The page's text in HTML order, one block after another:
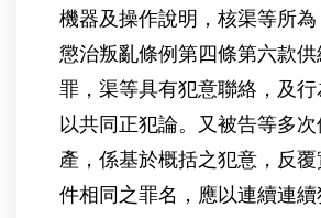
機器及操作說明，核渠等所
懲治叛亂條例第四條第六款
罪，渠等具有犯意聯絡，及
以共同正犯論。又被告等多
產，係基於概括之犯意，反
件相同之罪名，應以連續連